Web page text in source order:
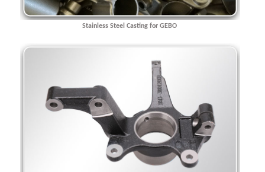
Stainless Steel Casting for GEBO